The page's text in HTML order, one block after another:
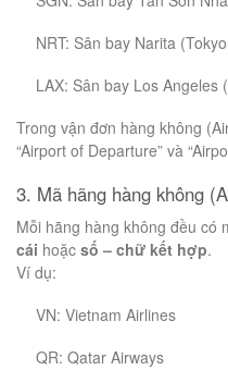
NRT: Sân bay Narita
LAX: Sân bay Los Angeles
Trong vận đơn hàng không
“Airport of Departure” và
3. Mã hãng hàng không
Mỗi hãng hàng không đều có
cái hoặc số – chữ kết hợp.
Ví dụ:
VN: Vietnam Airlines
QR: Qatar Airways